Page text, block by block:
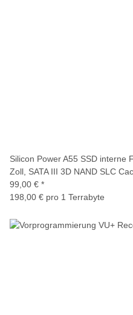
Silicon Power A55 SSD interne
Zoll, SATA III 3D NAND SLC
99,00 € *
198,00 € pro 1 Terrabyte